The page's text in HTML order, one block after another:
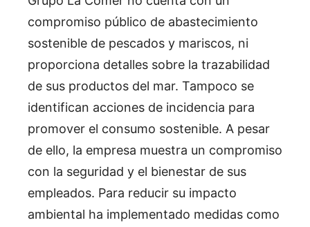
compromiso público de abastecimiento
sostenible de pescados y mariscos, ni
proporciona detalles sobre la trazabilidad
de sus productos del mar. Tampoco se
identifican acciones de incidencia para
promover el consumo sostenible. A pesar
de ello, la empresa muestra un compromiso
con la seguridad y el bienestar de sus
empleados. Para reducir su impacto
ambiental ha implementado medidas como